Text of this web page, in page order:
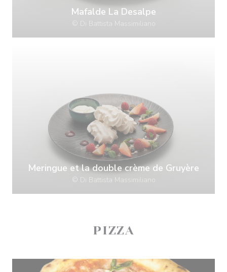
Mafalde La Desalpe
© Di Battista Massimiliano
Meringue et la double crème de Gruyère
© Di Battista Massimiliano
PIZZA